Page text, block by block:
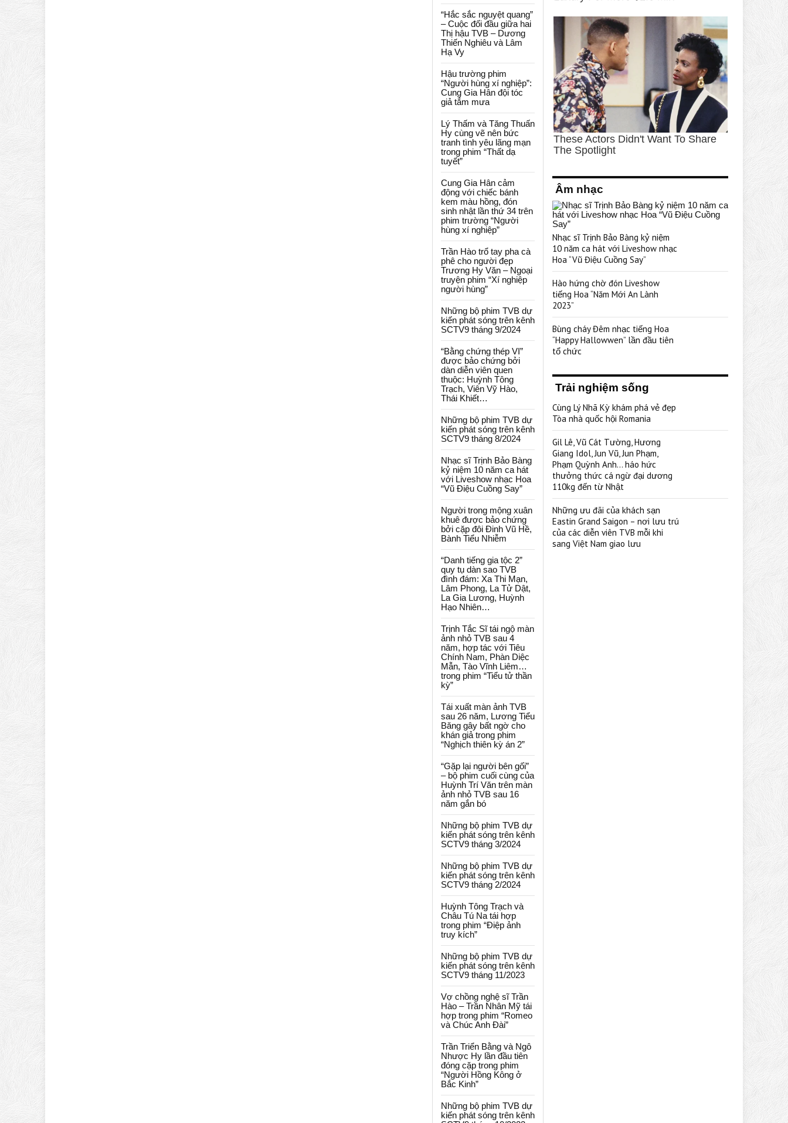
“Hắc sắc nguyệt quang”
– Cuộc đối đầu giữa hai
Thị hậu TVB – Dương
Thiến Nghiêu và Lâm
Hạ Vy
Hậu trường phim
“Người hùng xí nghiệp”:
Cung Gia Hân đội tóc
giả tắm mưa
Lý Thấm và Tăng Thuấn
Hy cùng vẽ nên bức
tranh tình yêu lãng mạn
trong phim “Thất dạ
tuyết”
Cung Gia Hân cảm
động với chiếc bánh
kem màu hồng, đón
sinh nhật lần thứ 34 trên
phim trường “Người
hùng xí nghiệp”
Trần Hào trổ tay pha cà
phê cho người đẹp
Trương Hy Văn – Ngoại
truyện phim “Xí nghiệp
người hùng”
Những bộ phim TVB dự
kiến phát sóng trên kênh
SCTV9 tháng 9/2024
“Bằng chứng thép VI”
được bảo chứng bởi
dàn diễn viên quen
thuộc: Huỳnh Tông
Trạch, Viên Vỹ Hào,
Thái Khiết…
Những bộ phim TVB dự
kiến phát sóng trên kênh
SCTV9 tháng 8/2024
Nhạc sĩ Trịnh Bảo Bàng
kỷ niệm 10 năm ca hát
với Liveshow nhạc Hoa
“Vũ Điệu Cuồng Say”
Người trong mộng xuân
khuê được bảo chứng
bởi cặp đôi Đinh Vũ Hề,
Bành Tiểu Nhiễm
“Danh tiếng gia tộc 2”
quy tụ dàn sao TVB
đình đám: Xa Thi Mạn,
Lâm Phong, La Tử Dật,
La Gia Lương, Huỳnh
Hạo Nhiên…
Trịnh Tắc Sĩ tái ngộ màn
ảnh nhỏ TVB sau 4
năm, hợp tác với Tiêu
Chính Nam, Phàn Diệc
Mẫn, Tào Vĩnh Liêm…
trong phim “Tiểu tử thần
kỳ”
Tái xuất màn ảnh TVB
sau 26 năm, Lương Tiểu
Băng gây bất ngờ cho
khán giả trong phim
“Nghịch thiên kỳ án 2”
“Gặp lại người bên gối”
– bộ phim cuối cùng của
Huỳnh Trí Văn trên màn
ảnh nhỏ TVB sau 16
năm gắn bó
Những bộ phim TVB dự
kiến phát sóng trên kênh
SCTV9 tháng 3/2024
Những bộ phim TVB dự
kiến phát sóng trên kênh
SCTV9 tháng 2/2024
Huỳnh Tông Trạch và
Châu Tú Na tái hợp
trong phim “Điệp ảnh
truy kích”
Những bộ phim TVB dự
kiến phát sóng trên kênh
SCTV9 tháng 11/2023
Vợ chồng nghệ sĩ Trần
Hào – Trần Nhân Mỹ tái
hợp trong phim “Romeo
và Chúc Anh Đài”
Trần Triển Bằng và Ngô
Nhược Hy lần đầu tiên
đóng cặp trong phim
“Người Hồng Kông ở
Bắc Kinh”
Những bộ phim TVB dự
kiến phát sóng trên kênh
Âm nhạc
Nhạc sĩ Trịnh Bảo Bàng kỷ niệm
10 năm ca hát với Liveshow nhạc
Hoa “Vũ Điệu Cuồng Say”
Hào hứng chờ đón Liveshow
tiếng Hoa “Năm Mới An Lành
2023”
Bùng cháy Đêm nhạc tiếng Hoa
“Happy Hallowwen” lần đầu tiên
tổ chức
Trải nghiệm sống
Cùng Lý Nhã Kỳ khám phá vẻ đẹp
Tòa nhà quốc hội Romania
Gil Lê, Vũ Cát Tường, Hương
Giang Idol, Jun Vũ, Jun Phạm,
Phạm Quỳnh Anh… háo hức
thưởng thức cá ngừ đại dương
110kg đến từ Nhật
Những ưu đãi của khách sạn
Eastin Grand Saigon – nơi lưu trú
của các diễn viên TVB mỗi khi
sang Việt Nam giao lưu